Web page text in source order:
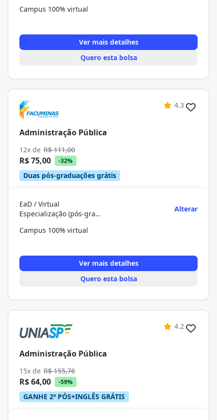
Campus 100% virtual
Ver mais detalhes
Quero esta bolsa
4.3
Administração Pública
12x de R$ 111,00
R$ 75,00 -32%
Duas pós-graduações grátis
EaD / Virtual
Especialização (pós-graduação)
Alterar
Campus 100% virtual
Ver mais detalhes
Quero esta bolsa
4.2
Administração Pública
15x de R$ 155,76
R$ 64,00 -59%
GANHE 2ª PÓS+INGLÊS GRÁTIS